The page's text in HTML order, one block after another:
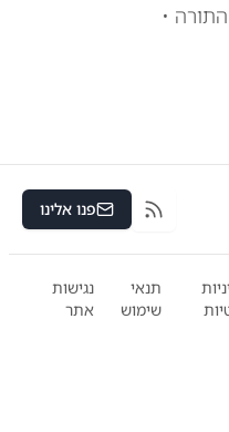
•
RSS פנו אלינו
תנאי
שימוש
נגישות
אתר